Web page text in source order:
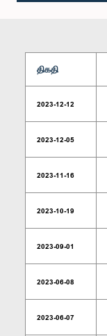
திகதி
2023-12-12
2023-12-05
2023-11-16
2023-10-19
2023-09-01
2023-06-08
2023-06-07